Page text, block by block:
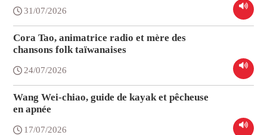
31/07/2026
Cora Tao, animatrice radio et mère des
chansons folk taïwanaises
24/07/2026
Wang Wei-chiao, guide de kayak et pêcheuse
en apnée
17/07/2026